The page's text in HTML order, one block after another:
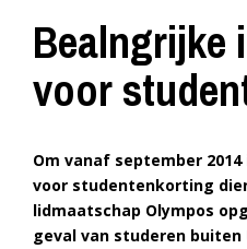
Bealngrijke
voor
Om vanaf september
voor studentenkorting
lidmaatschap Olympos
geval van studeren